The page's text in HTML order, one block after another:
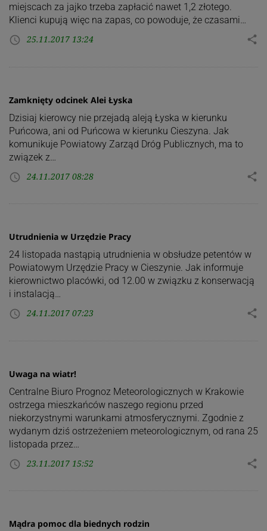
miejscach za jajko trzeba zapłacić nawet 1,2 złotego.
Klienci kupują więc na zapas, co powoduje, że czasami…
access_time 25.11.2017 13:24 share
Zamknięty odcinek Alei Łyska
Dzisiaj kierowcy nie przejadą aleją Łyska w kierunku
Puńcowa, ani od Puńcowa w kierunku Cieszyna. Jak
komunikuje Powiatowy Zarząd Dróg Publicznych, ma to
związek z…
access_time 24.11.2017 08:28 share
Utrudnienia w Urzędzie Pracy
24 listopada nastąpią utrudnienia w obsłudze petentów w
Powiatowym Urzędzie Pracy w Cieszynie. Jak informuje
kierownictwo placówki, od 12.00 w związku z konserwacją
i instalacją…
access_time 24.11.2017 07:23 share
Uwaga na wiatr!
Centralne Biuro Prognoz Meteorologicznych w Krakowie
ostrzega mieszkańców naszego regionu przed
niekorzystnymi warunkami atmosferycznymi. Zgodnie z
wydanym dziś ostrzeżeniem meteorologicznym, od rana 25
listopada przez…
access_time 23.11.2017 15:52 share
Mądra pomoc dla biednych rodzin